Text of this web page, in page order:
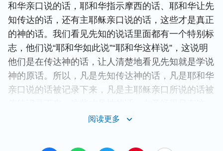
和华亲口说的话，耶和华指示摩西的话、耶和华让先
知传达的话，还有主耶稣亲口说的话，这些才是真正
的神的话。我们看见先知的说话里面都有一个特别标
志，他们说“耶和华如此说”“耶和华这样说”，这说明
他们是在传达神的话，让人清楚地看见先知就是学说
神的原话。所以，凡是先知传达神的话，凡是耶和华
亲口说的话被记录下来，凡是主耶稣亲口所说的话被
部分话才是真正的神话，除了这一部分，凡是使徒所
阅读更多